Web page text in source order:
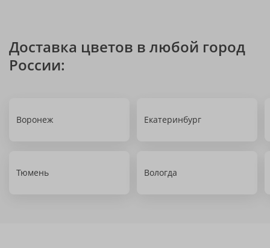
Доставка цветов в любой город
России:
Воронеж Екатеринбург
Тюмень Вологда